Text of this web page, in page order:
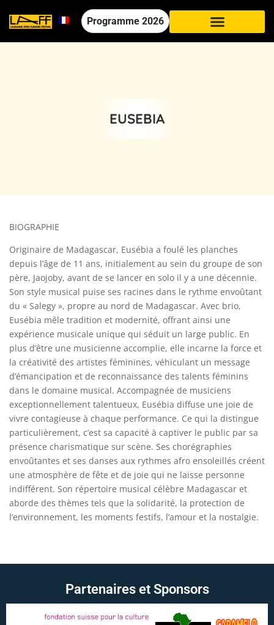
Programme 2026
EUSEBIA
BIOGRAPHIE
Originaire de Madagascar, Eusébia a foulé les planches
depuis l’âge de 11 ans, initialement au sein du groupe de son
père, Jaojoby, avant de se lancer en solo il y a une décennie.
Son style musical puise ses racines dans le rythme envoûtant
du « Salegy », propre au nord de Madagascar. Avec brio,
Eusébia mêle tradition et modernité, offrant ainsi une
expérience musicale unique qui séduit un large public. En
plus d’être une musicienne accomplie, elle incarne la force et
la créativité des artistes féminines, véhiculant un message
d’émancipation et de reconnaissance des talents féminins
dans le domaine musical. Accompagnée de musiciens
exceptionnellement talentueux, Eusébia diffuse une joie de
vivre contagieuse à chaque performance. Ce qui la distingue
particulièrement, c’est sa capacité à captiver le public par sa
présence charismatique sur scène. Ses chorégraphies
envoûtantes et ses danses aux rythmes afro ensoleillés créent
une atmosphère de fête et de joie qui ne laisse personne
indifférent. Son répertoire musical célèbre Madagascar et
aborde des thèmes tels que la solidarité, la protection de
l’environnement, les moments festifs, l’amour et la nostalgie.
Partenaires et Sponsors